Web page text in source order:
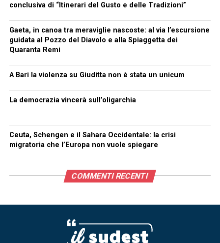
conclusiva di “Itinerari del Gusto e delle Tradizioni”
Gaeta, in canoa tra meraviglie nascoste: al via l’escursione
guidata al Pozzo del Diavolo e alla Spiaggetta dei
Quaranta Remi
A Bari la violenza su Giuditta non è stata un unicum
La democrazia vincerà sull’oligarchia
Ceuta, Schengen e il Sahara Occidentale: la crisi
migratoria che l’Europa non vuole spiegare
COMMENTI RECENTI